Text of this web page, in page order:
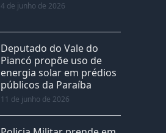
4 de junho de 2026
Deputado do Vale do
Piancó propõe uso de
energia solar em prédios
públicos da Paraíba
11 de junho de 2026